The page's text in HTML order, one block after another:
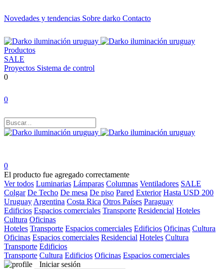
Novedades y tendencias Sobre darko Contacto
Productos
SALE
Proyectos Sistema de control
0
0
0
El producto fue agregado correctamente
Ver todos Luminarias Lámparas Columnas Ventiladores SALE
Colgar De Techo De mesa De piso Pared Exterior Hasta USD 200
Uruguay Argentina Costa Rica Otros Países Paraguay
Edificios Espacios comerciales Transporte Residencial Hoteles
Cultura Oficinas
Hoteles Transporte Espacios comerciales Edificios Oficinas Cultura
Oficinas Espacios comerciales Residencial Hoteles Cultura
Transporte Edificios
Transporte Cultura Edificios Oficinas Espacios comerciales
Iniciar sesión